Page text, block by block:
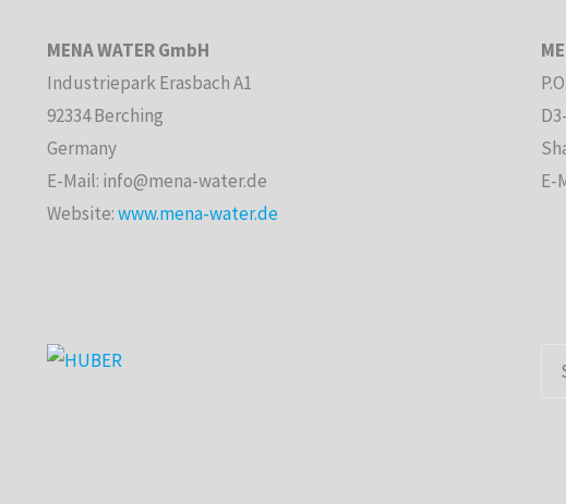
MENA WATER GmbH
Industriepark Erasbach A1
92334 Berching
Germany
E-Mail: info@mena-water.de
Website:www.mena-water.de
E-